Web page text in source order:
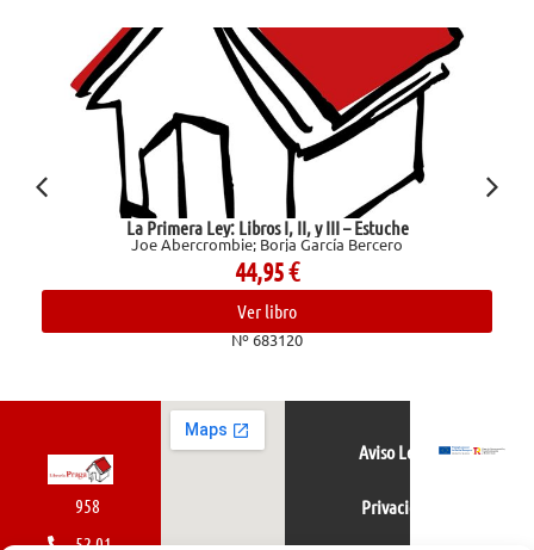
La Primera Ley: Libros I, II, y III – Estuche
Joe Abercrombie; Borja García Bercero
Nº 683120
958
52 01
Aviso Legal
Privacidad